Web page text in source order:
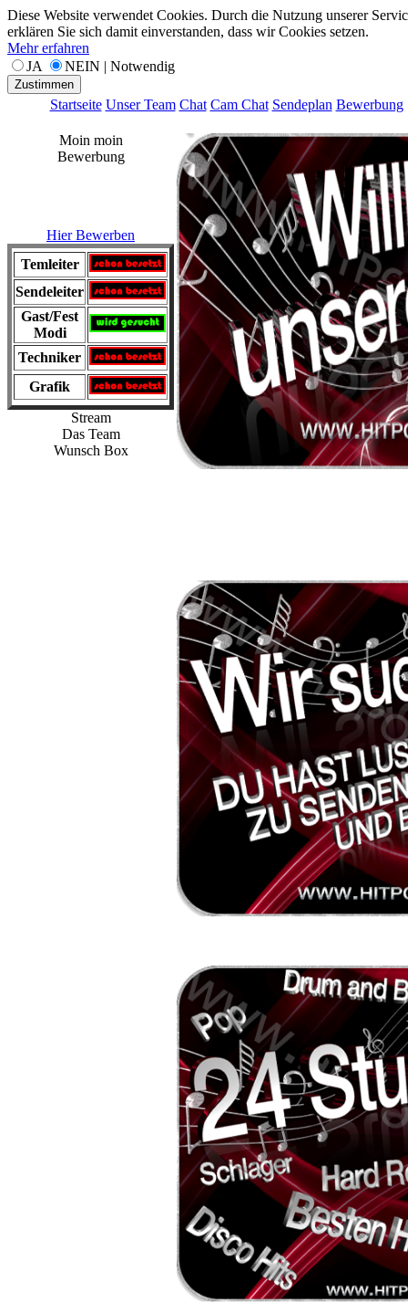
Diese Website verwendet Cookies. Durch die Nutzung unserer
erklären Sie sich damit einverstanden, dass wir Cookies setzen.
Mehr erfahren
JA
NEIN | Notwendig
Zustimmen
Startseite Unser Team Chat Cam Chat Sendeplan Bewerbung
Moin moin
Bewerbung
Hier Bewerben
Temleiter
Sendeleiter
Gast/Fest
Modi
Techniker
Grafik
Stream
Das Team
Wunsch Box